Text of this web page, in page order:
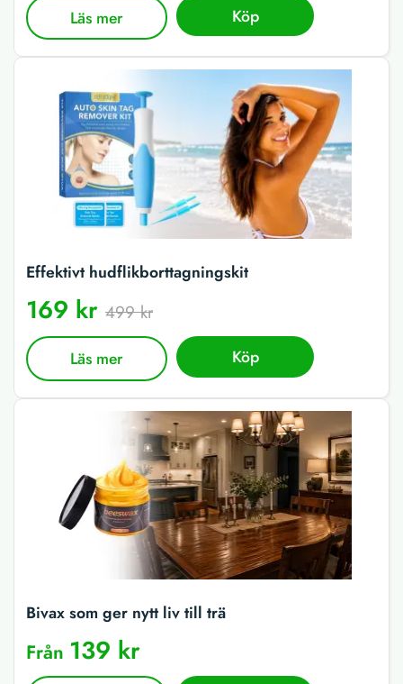
Läs mer Köp
Effektivt hudflikborttagningskit
169 kr 499 kr
Läs mer Köp
Bivax som ger nytt liv till trä
Från 139 kr